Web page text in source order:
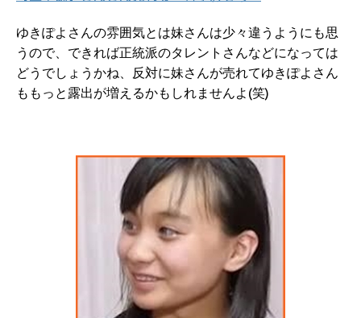
ゆきぽよさんの雰囲気とは妹さんは少々違うようにも思
うので、できれば正統派のタレントさんなどになっては
どうでしょうかね、反対に妹さんが売れてゆきぽよさん
ももっと露出が増えるかもしれませんよ(笑)